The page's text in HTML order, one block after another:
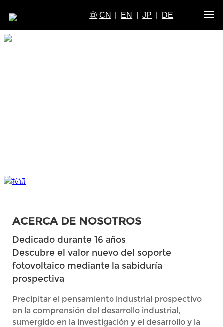
CN EN |JP DE
ACERCA DE NOSOTROS
Dedicado durante 16 años
Descubre el valor nuevo del soporte
fotovoltaico mediante la sabiduría
prospectiva
Precipitar el pensamiento industrial prospectivo
en la comprensión del desarrollo industrial,
sumergido en la investigación y el desarrollo y la